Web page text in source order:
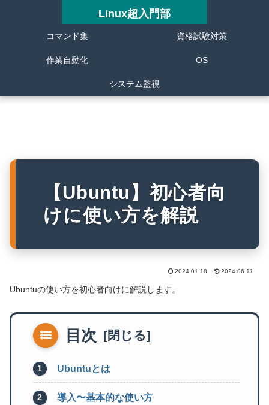
Linux超入門部
コマンド集 資格試験対策
作業自動化 OS
システム監視
【Ubuntu】初心者向
けに使い方を解説
2024.01.18 2024.06.11
Ubuntuの使い方を初心者向けに解説します。
目次
Ubuntuとは
導入〜基本的な使い方